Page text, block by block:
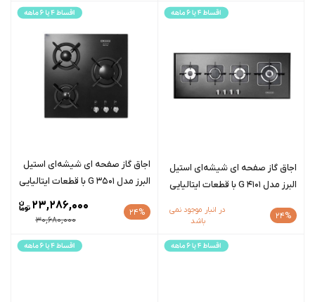
اجاق گاز صفحه ای شیشه‌ای استیل
البرز مدل G 4101 با قطعات ایتالیایی
24%
در انبار موجود نمی
باشد
اجاق گاز صفحه ای شیشه‌ای استیل
البرز مدل G 3501 با قطعات ایتالیایی
24%
30,680,000
23,286,000